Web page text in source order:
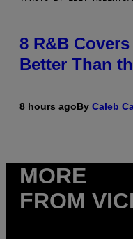
8 R&B
Better Than
8 hours agoBy Caleb
MORE
FROM